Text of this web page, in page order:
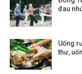
đau
Uống
thư,